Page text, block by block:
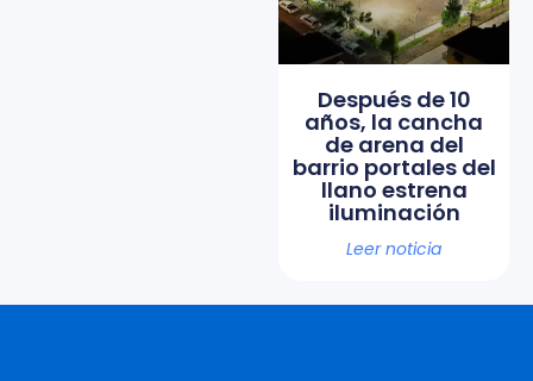
Después de 10
años, la cancha
de arena del
barrio portales del
llano estrena
iluminación
Leer noticia